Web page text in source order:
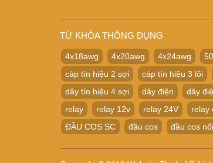
TỪ KHÓA THÔNG DỤNG
4x18awg 4x20awg 4x24awg
cáp tín hiệu 2 sợi
cáp tín hiệu 3 lõi
dây tín hiệu 4 sợi
dây điện dây
relay
relay 12v relay 24V relay
ĐẦU COS SC
đầu cos đầu cos